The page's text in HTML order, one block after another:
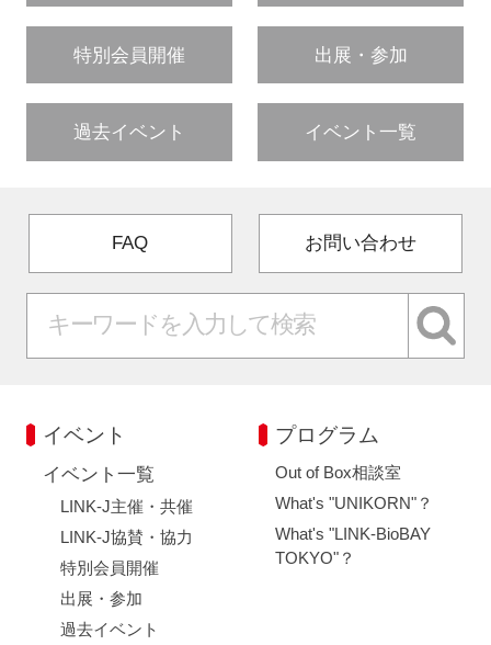
特別会員開催 出展・参加
過去イベント イベント一覧
FAQ お問い合わせ
イベント
イベント一覧
LINK-J主催・共催
LINK-J協賛・協力
特別会員開催
出展・参加
過去イベント
プログラム
Out of Box相談室
What's "UNIKORN"？
What's "LINK-BioBAY
TOKYO"？